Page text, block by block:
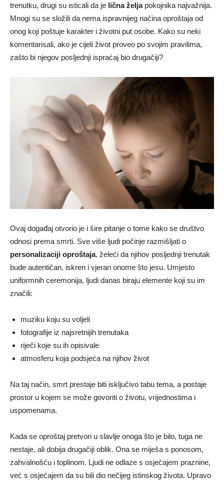
trenutku, drugi su isticali da je lična željapokojnika najvažnija.
Mnogi su se složili da nema ispravnijeg načina oproštaja od
onog koji poštuje karakter i životni put osobe. Kako su neki
komentarisali, ako je cijeli život proveo po svojim pravilima,
zašto bi njegov posljednji ispraćaj bio drugačiji?
Ovaj događaj otvorio je i šire pitanje o tome kako se društvo
odnosi prema smrti. Sve više ljudi počinje razmišljati o
personalizaciji oproštaja, želeći da njihov posljednji trenutak
bude autentičan, iskren i vjeran onome što jesu. Umjesto
uniformnih ceremonija, ljudi danas biraju elemente koji su im
značili:
muziku koju su voljeli
fotografije iz najsretnijih trenutaka
riječi koje su ih opisivale
atmosferu koja podsjeća na njihov život
Na taj način, smrt prestaje biti isključivo tabu tema, a postaje
prostor u kojem se može govoriti o životu, vrijednostima i
uspomenama.
Kada se oproštaj pretvori u slavlje onoga što je bilo, tuga ne
nestaje, ali dobija drugačiji oblik. Ona se miješa s ponosom,
zahvalnošću i toplinom. Ljudi ne odlaze s osjećajem praznine,
već s osjećajem da su bili dio nečijeg istinskog života. Upravo